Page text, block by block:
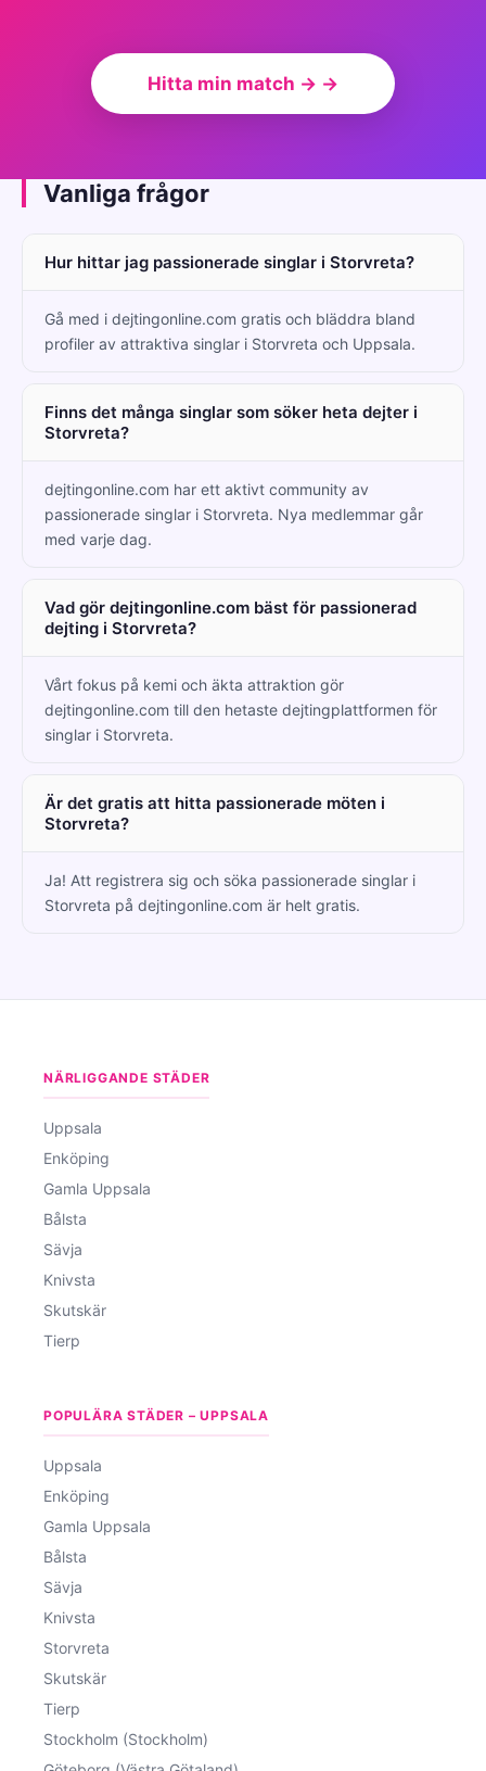
Hitta min match → →
Vanliga frågor
Hur hittar jag passionerade singlar i Storvreta?
Gå med i dejtingonline.com gratis och bläddra bland
profiler av attraktiva singlar i Storvreta och Uppsala.
Finns det många singlar som söker heta dejter i
Storvreta?
dejtingonline.com har ett aktivt community av
passionerade singlar i Storvreta. Nya medlemmar går
med varje dag.
Vad gör dejtingonline.com bäst för passionerad
dejting i Storvreta?
Vårt fokus på kemi och äkta attraktion gör
dejtingonline.com till den hetaste dejtingplattformen för
singlar i Storvreta.
Är det gratis att hitta passionerade möten i
Storvreta?
Ja! Att registrera sig och söka passionerade singlar i
Storvreta på dejtingonline.com är helt gratis.
NÄRLIGGANDE STÄDER
Uppsala
Enköping
Gamla Uppsala
Bålsta
Sävja
Knivsta
Skutskär
Tierp
POPULÄRA STÄDER – UPPSALA
Uppsala
Enköping
Gamla Uppsala
Bålsta
Sävja
Knivsta
Storvreta
Skutskär
Tierp
Stockholm (Stockholm)